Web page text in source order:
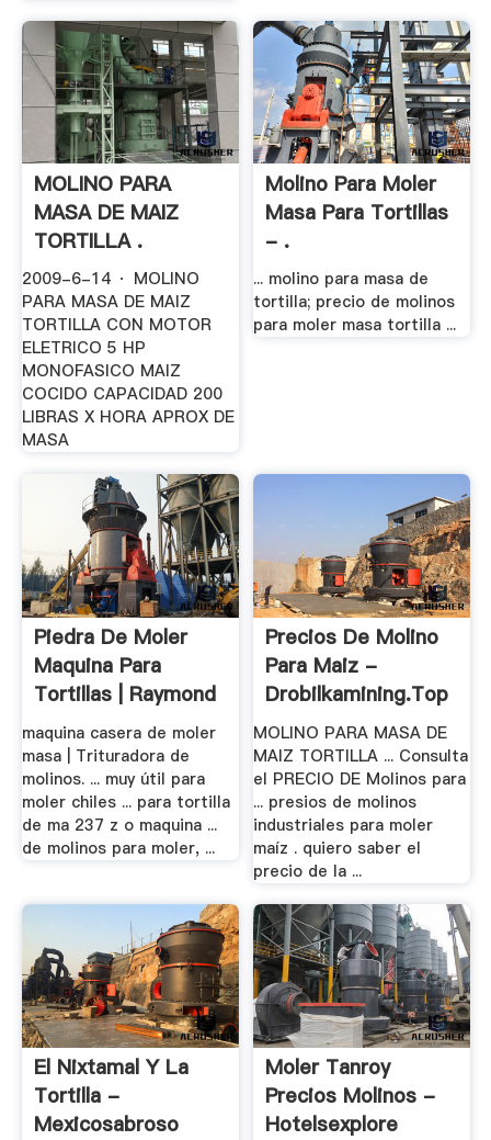
MOLINO PARA
MASA DE MAIZ
TORTILLA .
2009-6-14 · MOLINO
PARA MASA DE MAIZ
TORTILLA CON MOTOR
ELETRICO 5 HP
MONOFASICO MAIZ
COCIDO CAPACIDAD 200
LIBRAS X HORA APROX DE
MASA
Molino Para Moler
Masa Para Tortillas
- .
... molino para masa de
tortilla; precio de molinos
para moler masa tortilla ...
Piedra De Moler
Maquina Para
Tortillas | Raymond
.
maquina casera de moler
masa | Trituradora de
molinos. ... muy útil para
moler chiles ... para tortilla
de ma 237 z o maquina ...
de molinos para moler, ...
Precios De Molino
Para Maiz -
Drobilkamining.top
MOLINO PARA MASA DE
MAIZ TORTILLA ... Consulta
el PRECIO DE Molinos para
... presios de molinos
industriales para moler
maíz . quiero saber el
precio de la ...
El Nixtamal Y La
Tortilla -
Mexicosabroso
Moler Tanroy
Precios Molinos -
Hotelsexplore